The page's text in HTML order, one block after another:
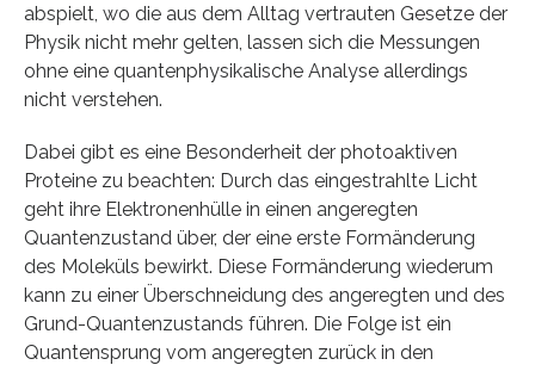
abspielt, wo die aus dem Alltag vertrauten Gesetze der
Physik nicht mehr gelten, lassen sich die Messungen
ohne eine quantenphysikalische Analyse allerdings
nicht verstehen.
Dabei gibt es eine Besonderheit der photoaktiven
Proteine zu beachten: Durch das eingestrahlte Licht
geht ihre Elektronenhülle in einen angeregten
Quantenzustand über, der eine erste Formänderung
des Moleküls bewirkt. Diese Formänderung wiederum
kann zu einer Überschneidung des angeregten und des
Grund-Quantenzustands führen. Die Folge ist ein
Quantensprung vom angeregten zurück in den